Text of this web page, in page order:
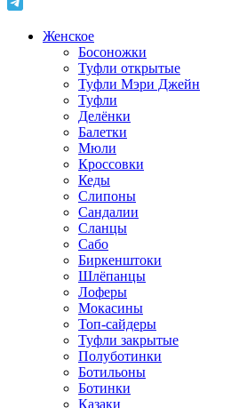
Женское
Босоножки
Туфли открытые
Туфли Мэри Джейн
Туфли
Делёнки
Балетки
Мюли
Кроссовки
Кеды
Слипоны
Сандалии
Сланцы
Сабо
Биркенштоки
Шлёпанцы
Лоферы
Мокасины
Топ-сайдеры
Туфли закрытые
Полуботинки
Ботильоны
Ботинки
Казаки